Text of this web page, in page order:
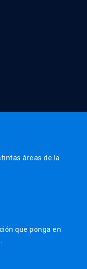
áreas de la
que ponga en